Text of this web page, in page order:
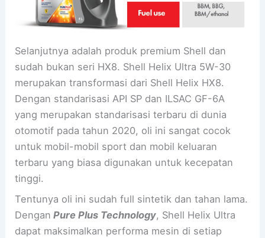
Selanjutnya adalah produk premium Shell dan
sudah bukan seri HX8. Shell Helix Ultra 5W-30
merupakan transformasi dari Shell Helix HX8.
Dengan standarisasi API SP dan ILSAC GF-6A
yang merupakan standarisasi terbaru di dunia
otomotif pada tahun 2020, oli ini sangat cocok
untuk mobil-mobil sport dan mobil keluaran
terbaru yang biasa digunakan untuk kecepatan
tinggi.
Tentunya oli ini sudah full sintetik dan tahan lama.
Dengan Pure Plus Technology, Shell Helix Ultra
dapat maksimalkan performa mesin di setiap